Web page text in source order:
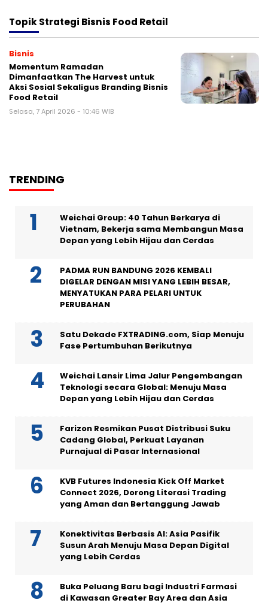
TopikStrategi Bisnis Food Retail
Bisnis
Momentum Ramadan
Dimanfaatkan The Harvest untuk
Aksi Sosial Sekaligus Branding Bisnis
Food Retail
Selasa, 7 April 2026 - 10:46 WIB
TRENDING
Weichai Group: 40 Tahun Berkarya di
Vietnam, Bekerja sama Membangun Masa
Depan yang Lebih Hijau dan Cerdas
PADMA RUN BANDUNG 2026 KEMBALI
DIGELAR DENGAN MISI YANG LEBIH BESAR,
MENYATUKAN PARA PELARI UNTUK
PERUBAHAN
Satu Dekade FXTRADING.com, Siap Menuju
Fase Pertumbuhan Berikutnya
Weichai Lansir Lima Jalur Pengembangan
Teknologi secara Global: Menuju Masa
Depan yang Lebih Hijau dan Cerdas
Farizon Resmikan Pusat Distribusi Suku
Cadang Global, Perkuat Layanan
Purnajual di Pasar Internasional
KVB Futures Indonesia Kick Off Market
Connect 2026, Dorong Literasi Trading
yang Aman dan Bertanggung Jawab
Konektivitas Berbasis AI: Asia Pasifik
Susun Arah Menuju Masa Depan Digital
yang Lebih Cerdas
Buka Peluang Baru bagi Industri Farmasi
di Kawasan Greater Bay Area dan Asia